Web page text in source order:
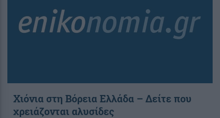
Χιόνια στη Βόρεια Ελλάδα – Δείτε που
χρειάζονται αλυσίδες